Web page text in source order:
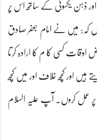
ذہن یکسوئی کے ساتھ اس پر
کہ: میں نے امام جعفر صادق
کسی کا م کا ارادہ کرتا
اور کچھ خلاف اور میں کچھ
عمل کروں۔ آپ علیہ السلام